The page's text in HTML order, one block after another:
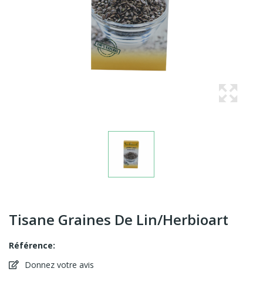
Tisane Graines De Lin/Herbioart
Référence:
Donnez votre avis